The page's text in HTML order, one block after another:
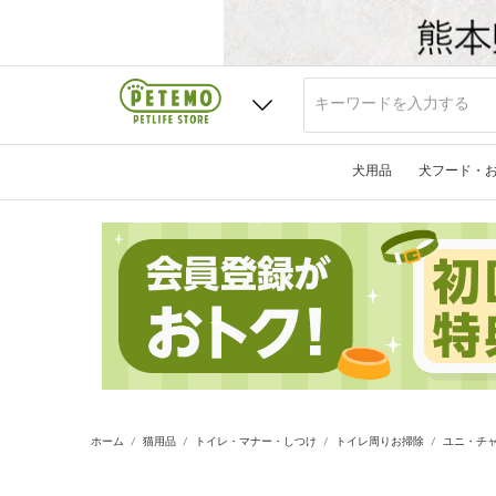
犬用品 犬フード・
ホーム 猫用品 トイレ・マナー・しつけ トイレ周りお掃除 ユニ・チ